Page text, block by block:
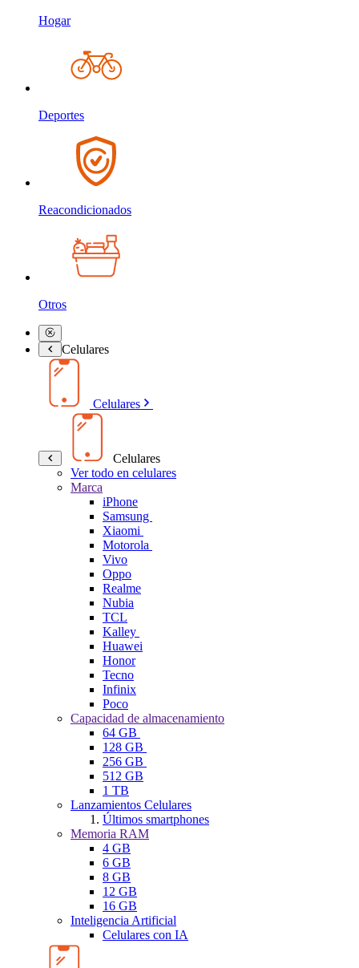
Hogar
Deportes
Reacondicionados
Otros
Celulares
Celulares
Celulares
Ver todo en celulares
Marca
iPhone
Samsung
Xiaomi
Motorola
Vivo
Oppo
Realme
Nubia
TCL
Kalley
Huawei
Honor
Tecno
Infinix
Poco
Capacidad de almacenamiento
64 GB
128 GB
256 GB
512 GB
1 TB
Lanzamientos Celulares
Últimos smartphones
Memoria RAM
4 GB
6 GB
8 GB
12 GB
16 GB
Inteligencia Artificial
Celulares con IA